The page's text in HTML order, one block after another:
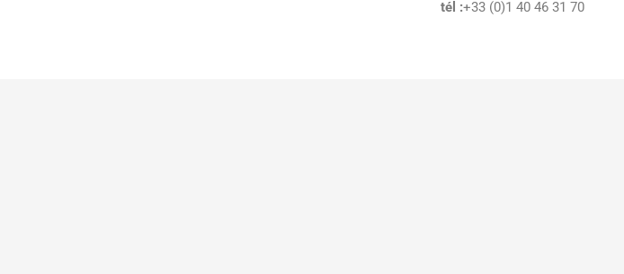
tél :+33 (0)1 40 46 31 70